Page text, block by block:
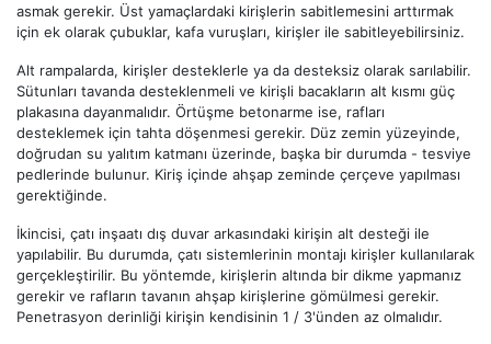
asmak gerekir. Üst yamaçlardaki kirişlerin sabitlemesini arttırmak
için ek olarak çubuklar, kafa vuruşları, kirişler ile sabitleyebilirsiniz.
Alt rampalarda, kirişler desteklerle ya da desteksiz olarak sarılabilir.
Sütunları tavanda desteklenmeli ve kirişli bacakların alt kısmı güç
plakasına dayanmalıdır. Örtüşme betonarme ise, rafları
desteklemek için tahta döşenmesi gerekir. Düz zemin yüzeyinde,
doğrudan su yalıtım katmanı üzerinde, başka bir durumda - tesviye
pedlerinde bulunur. Kiriş içinde ahşap zeminde çerçeve yapılması
gerektiğinde.
İkincisi, çatı inşaatı dış duvar arkasındaki kirişin alt desteği ile
yapılabilir. Bu durumda, çatı sistemlerinin montajı kirişler kullanılarak
gerçekleştirilir. Bu yöntemde, kirişlerin altında bir dikme yapmanız
gerekir ve rafların tavanın ahşap kirişlerine gömülmesi gerekir.
Penetrasyon derinliği kirişin kendisinin 1 / 3'ünden az olmalıdır.